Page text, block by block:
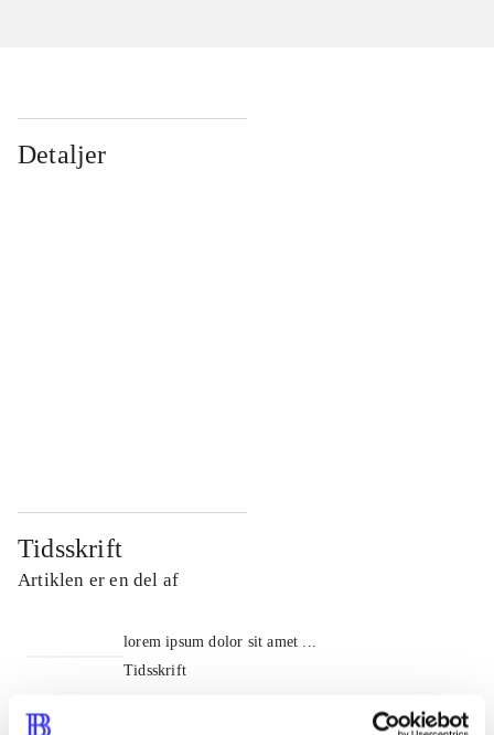
Detaljer
Tidsskrift
Artiklen er en del af
lorem ipsum dolor sit amet ...
Tidsskrift